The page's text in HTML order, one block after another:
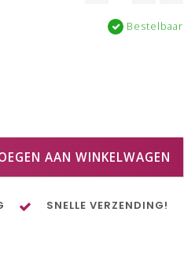
Bestelbaar
AAN WINKELWAGEN
SNELLE VERZENDING!